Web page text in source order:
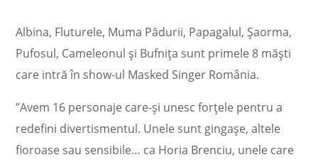
Albina, Fluturele, Muma Pădurii, Papagalul, Șaorma,
Pufosul, Cameleonul și Bufnița sunt primele 8 măști
care intră în show-ul Masked Singer România.
”Avem 16 personaje care-și unesc forțele pentru a
redefini divertismentul. Unele sunt gingașe, altele
fioroase sau sensibile… ca Horia Brenciu, unele care